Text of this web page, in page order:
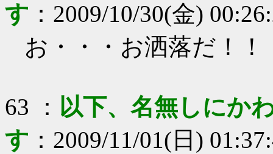
す ： 2009/10/30(金)
お・・・お洒落だ！！
63 ： 以下、名無しにか
す ： 2009/11/01(日)